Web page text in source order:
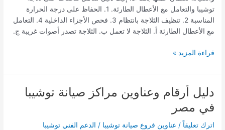
توشيبا والتعامل مع الأعطال الطارئة. 1. الحفاظ على درجة الحرارة
المناسبة 2. تنظيف الثلاجة بانتظام 3. فحص الأجزاء الداخلية 4. التعامل
مع الأعطال الطارئة أ. الثلاجة لا تعمل ب. الثلاجة تصدر أصوات غريبة ج.
الدليل
الشامل
للإستخدام
الأمثل
قراءة المزيد »
دليل أرقام وعناوين مراكز صيانة توشيبا
في مصر
اترك تعليقاً / عناوين فروع صيانة توشيبا / الدعم الفني توشيبا
دليل
أرقام
وعناوين
مراكز